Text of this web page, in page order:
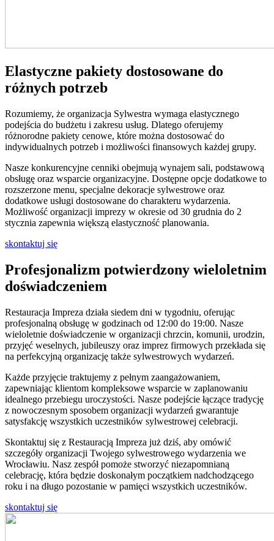
Elastyczne pakiety dostosowane do
różnych potrzeb
Rozumiemy, że organizacja Sylwestra wymaga elastycznego
podejścia do budżetu i zakresu usług. Dlatego oferujemy
różnorodne pakiety cenowe, które można dostosować do
indywidualnych potrzeb i możliwości finansowych każdej grupy.
Nasze konkurencyjne cenniki obejmują wynajem sali, podstawową
obsługę oraz wsparcie organizacyjne. Dostępne opcje dodatkowe to
rozszerzone menu, specjalne dekoracje sylwestrowe oraz
dodatkowe usługi dostosowane do charakteru wydarzenia.
Możliwość organizacji imprezy w okresie od 30 grudnia do 2
stycznia zapewnia większą elastyczność planowania.
skontaktuj się
Profesjonalizm potwierdzony wieloletnim
doświadczeniem
Restauracja Impreza działa siedem dni w tygodniu, oferując
profesjonalną obsługę w godzinach od 12:00 do 19:00. Nasze
wieloletnie doświadczenie w organizacji chrzcin, komunii, urodzin,
przyjęć weselnych, jubileuszy oraz imprez firmowych przekłada się
na perfekcyjną organizację także sylwestrowych wydarzeń.
Każde przyjęcie traktujemy z pełnym zaangażowaniem,
zapewniając klientom kompleksowe wsparcie w zaplanowaniu
idealnego przebiegu uroczystości. Nasze podejście łączące tradycję
z nowoczesnym sposobem organizacji wydarzeń gwarantuje
satysfakcję wszystkich uczestników sylwestrowej celebracji.
Skontaktuj się z Restauracją Impreza już dziś, aby omówić
szczegóły organizacji Twojego sylwestrowego wydarzenia we
Wrocławiu. Nasz zespół pomoże stworzyć niezapomnianą
celebrację, która będzie doskonałym początkiem nadchodzącego
roku i na długo pozostanie w pamięci wszystkich uczestników.
skontaktuj się